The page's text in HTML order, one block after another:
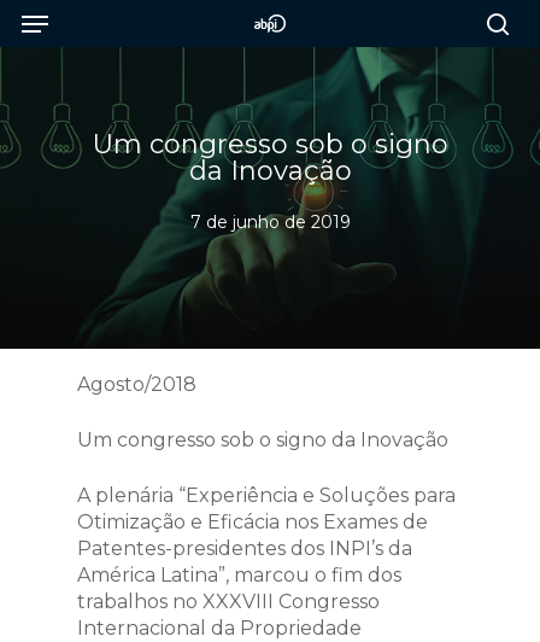
SkipMenu
Um congresso sob o signo
da Inovação
7 de junho de 2019
Agosto/2018
Um congresso sob o signo da Inovação
A plenária “Experiência e Soluções para
Otimização e Eficácia nos Exames de
Patentes-presidentes dos INPI’s da
América Latina”, marcou o fim dos
trabalhos no XXXVIII Congresso
Internacional da Propriedade